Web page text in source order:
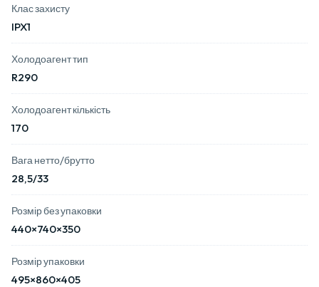
Клас захисту
IPX1
Холодоагент тип
R290
Холодоагент кількість
170
Вага нетто/брутто
28,5/33
Розмір без упаковки
440×740×350
Розмір упаковки
495×860×405